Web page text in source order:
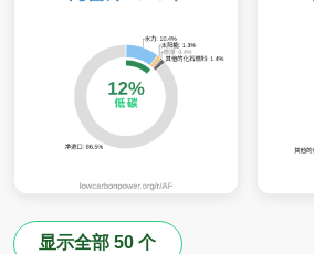
显示全部 50 个